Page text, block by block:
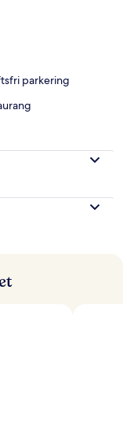
parkering